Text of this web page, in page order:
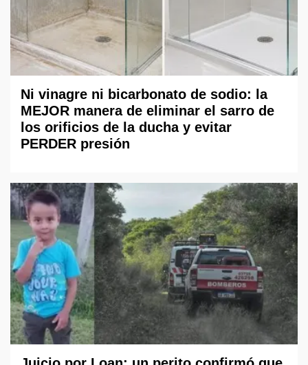
Ni vinagre ni bicarbonato de sodio: la
MEJOR manera de eliminar el sarro de
los orificios de la ducha y evitar
PERDER presión